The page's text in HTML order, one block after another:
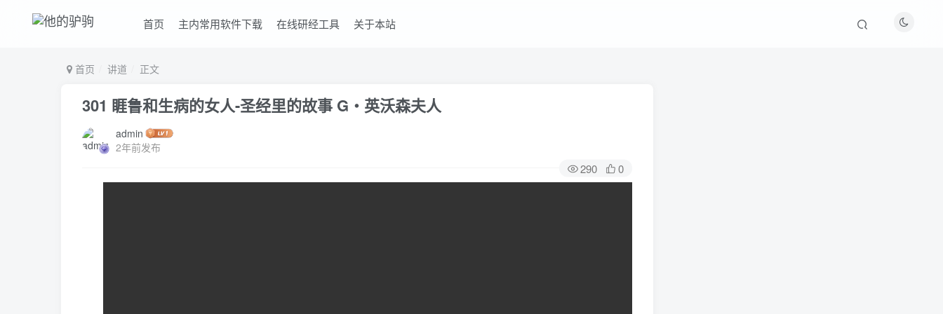
首页 主内常用软件下载 在线研经工具 关于本站
首页 讲道 正文
301 睚鲁和生病的女人-圣经里的故事 G‧英沃森夫人
admin
2年前发布
290 0